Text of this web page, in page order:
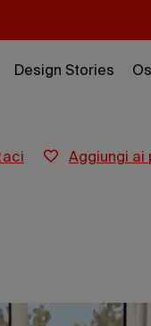
Design Stories
aggiungi